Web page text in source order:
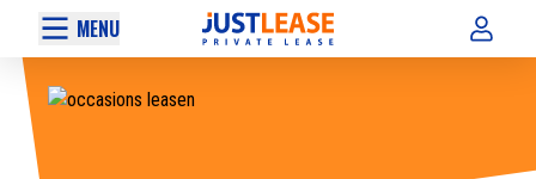
MENU